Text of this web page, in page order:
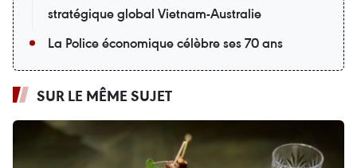
stratégique global Vietnam-Australie
La Police économique célèbre ses 70 ans
SUR LE MÊME SUJET